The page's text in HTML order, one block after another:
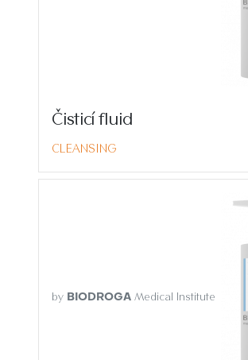
Čisticí fluid
CLEANSING
by BIODROGA Medical Institute